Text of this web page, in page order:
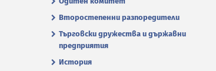
Второстепенни разпоредители
Търговски дружества и държавни
предприятия
История